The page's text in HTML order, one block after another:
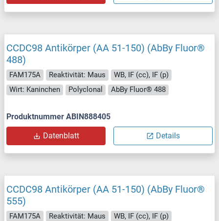
CCDC98 Antikörper (AA 51-150) (AbBy Fluor®
488)
FAM175A Reaktivität: Maus
WB, IF (cc), IF (p)
Wirt: Kaninchen
Polyclonal AbBy Fluor® 488
Produktnummer ABIN888405
Datenblatt Details
CCDC98 Antikörper (AA 51-150) (AbBy Fluor®
555)
FAM175A Reaktivität: Maus
WB, IF (cc), IF (p)